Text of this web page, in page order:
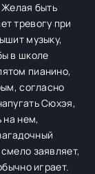
Желая быть
тревогу при
музыку,
в школе
пианино,
согласно
Сюхэя,
на нем,
заявляет,
играет.